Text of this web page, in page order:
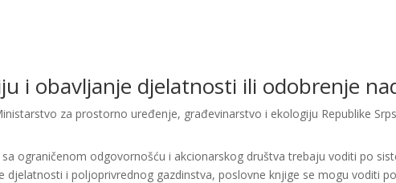
i obavljanje djelatnosti ili odobrenje
za prostorno uređenje, građevinarstvo i ekologiju Republike
ograničenom odgovornošću i akcionarskog društva trebaju voditi po
djelatnosti i poljoprivrednog gazdinstva, poslovne knjige se mogu voditi